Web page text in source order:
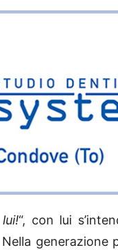
“, con lui
generazione